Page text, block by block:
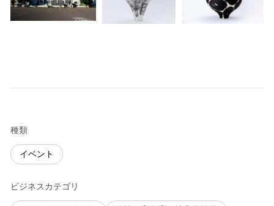
種類
イベント
ビジネスカテゴリ